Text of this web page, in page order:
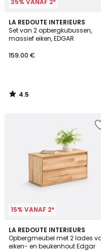
35% VANAF 2*
LA REDOUTE INTERIEURS
Set van 2 opbergkubussen,
massief eiken, EDGAR
159.00 €
4.5
/ 5
4.5
/
15% VANAF 2*
LA REDOUTE INTERIEURS
Opbergmeubel met 2 lades
eiken- en beukenhout Edgar
3.5
/ 5